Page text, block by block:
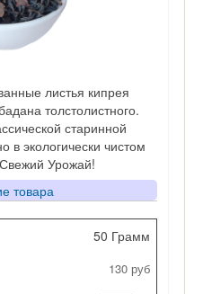
листья кипрея
толстолистного.
старинной
в экологически чистом
Урожай!
товара
50 Грамм
130 руб